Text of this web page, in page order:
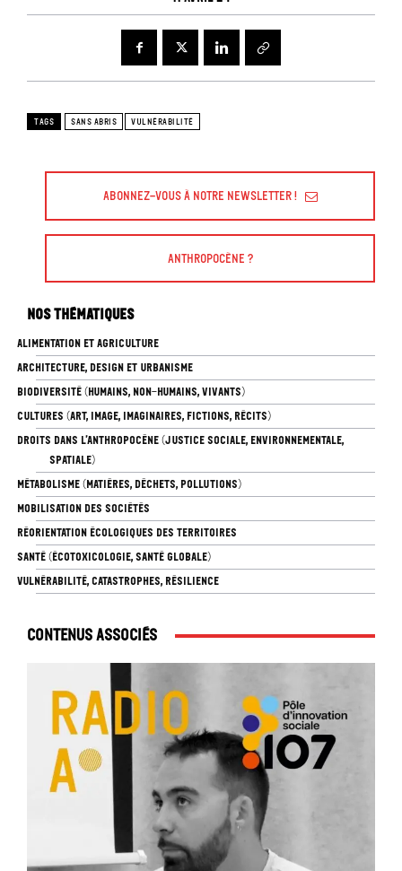
TAGS SANS ABRIS VULNÉRABILITÉ
Abonnez-vous à Notre Newsletter !
Anthropocène ?
Nos thématiques
ALIMENTATION ET AGRICULTURE
ARCHITECTURE, DESIGN ET URBANISME
BIODIVERSITÉ (HUMAINS, NON-HUMAINS, VIVANTS)
CULTURES (ART, IMAGE, IMAGINAIRES, FICTIONS, RÉCITS)
DROITS DANS L’ANTHROPOCÈNE (JUSTICE SOCIALE, ENVIRONNEMENTALE,
SPATIALE)
MÉTABOLISME (MATIÈRES, DÉCHETS, POLLUTIONS)
MOBILISATION DES SOCIÉTÉS
RÉORIENTATION ÉCOLOGIQUES DES TERRITOIRES
SANTÉ (ÉCOTOXICOLOGIE, SANTÉ GLOBALE)
VULNÉRABILITÉ, CATASTROPHES, RÉSILIENCE
Contenus associés